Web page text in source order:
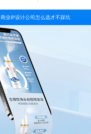
商业IP设计公司怎么选才不踩坑